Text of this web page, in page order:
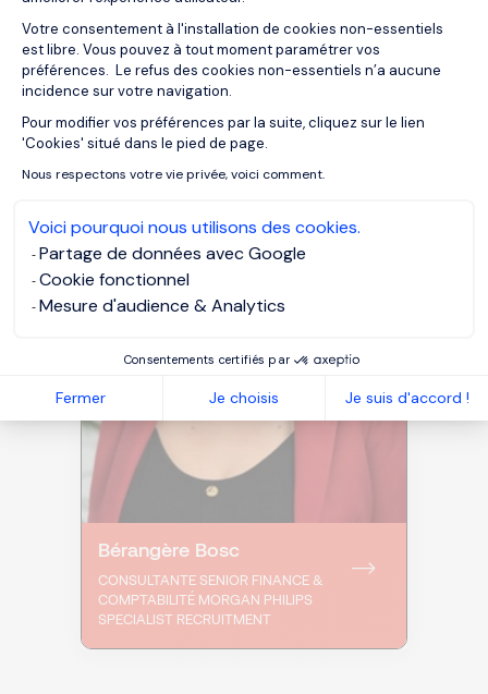
Votre consentement à l'installation de cookies non-essentiels
est libre. Vous pouvez à tout moment paramétrer vos
préférences. Le refus des cookies non-essentiels n’a aucune
incidence sur votre navigation.
Pour modifier vos préférences par la suite, cliquez sur le lien
'Cookies' situé dans le pied de page.
Nous respectons votre vie privée, voici comment.
Voici pourquoi nous utilisons des cookies.
Partage de données avec Google
Cookie fonctionnel
Mesure d'audience & Analytics
Consentements certifiés par
Fermer Je choisis Je suis d'accord !
Axeptio consent
CONSULTANTE SENIOR
ASSISTANAT MORGAN PHILIPS
SPECIALIST RECRUITMENT
Bérangère Bosc
CONSULTANTE SENIOR FINANCE &
COMPTABILITÉ MORGAN PHILIPS
SPECIALIST RECRUITMENT